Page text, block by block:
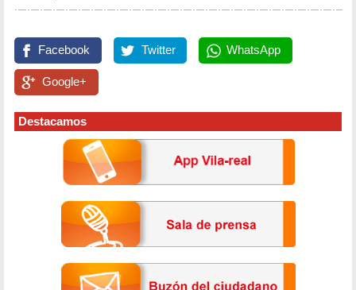
Facebook Twitter WhatsApp
Google+
Destacamos